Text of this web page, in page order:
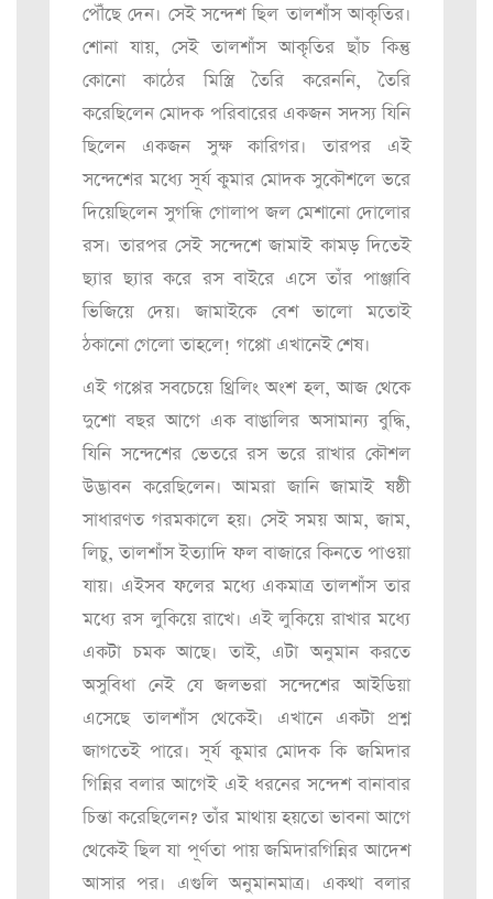
পৌঁছে দেন। সেই সন্দেশ ছিল তালশাঁস আকৃতির।
শোনা যায়, সেই তালশাঁস আকৃতির ছাঁচ কিন্তু
কোনো কাঠের মিস্ত্রি তৈরি করেননি, তৈরি
করেছিলেন মোদক পরিবারের একজন সদস্য যিনি
ছিলেন একজন সুক্ষ কারিগর। তারপর এই
সন্দেশের মধ্যে সূর্য কুমার মোদক সুকৌশলে ভরে
দিয়েছিলেন সুগন্ধি গোলাপ জল মেশানো দোলোর
রস। তারপর সেই সন্দেশে জামাই কামড় দিতেই
ছ্যার ছ্যার করে রস বাইরে এসে তাঁর পাঞ্জাবি
ভিজিয়ে দেয়। জামাইকে বেশ ভালো মতোই
ঠকানো গেলো তাহলে! গপ্পো এখানেই শেষ।
এই গপ্পের সবচেয়ে থ্রিলিং অংশ হল, আজ থেকে
দুশো বছর আগে এক বাঙালির অসামান্য বুদ্ধি,
যিনি সন্দেশের ভেতরে রস ভরে রাখার কৌশল
উদ্ভাবন করেছিলেন। আমরা জানি জামাই ষষ্ঠী
সাধারণত গরমকালে হয়। সেই সময় আম, জাম,
লিচু, তালশাঁস ইত্যাদি ফল বাজারে কিনতে পাওয়া
যায়। এইসব ফলের মধ্যে একমাত্র তালশাঁস তার
মধ্যে রস লুকিয়ে রাখে। এই লুকিয়ে রাখার মধ্যে
একটা চমক আছে। তাই, এটা অনুমান করতে
অসুবিধা নেই যে জলভরা সন্দেশের আইডিয়া
এসেছে তালশাঁস থেকেই। এখানে একটা প্রশ্ন
জাগতেই পারে। সূর্য কুমার মোদক কি জমিদার
গিন্নির বলার আগেই এই ধরনের সন্দেশ বানাবার
চিন্তা করেছিলেন? তাঁর মাথায় হয়তো ভাবনা আগে
থেকেই ছিল যা পূর্ণতা পায় জমিদারগিন্নির আদেশ
আসার পর। এগুলি অনুমানমাত্র। একথা বলার